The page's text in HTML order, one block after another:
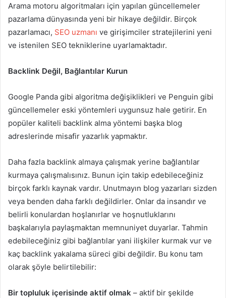
Arama motoru algoritmaları için yapılan güncellemeler
pazarlama dünyasında yeni bir hikaye değildir. Birçok
pazarlamacı, SEO uzmanı ve girişimciler stratejilerini yeni
ve istenilen SEO tekniklerine uyarlamaktadır.
Backlink Değil, Bağlantılar Kurun
Google Panda gibi algoritma değişiklikleri ve Penguin gibi
güncellemeler eski yöntemleri uygunsuz hale getirir. En
popüler kaliteli backlink alma yöntemi başka blog
adreslerinde misafir yazarlık yapmaktır.
Daha fazla backlink almaya çalışmak yerine bağlantılar
kurmaya çalışmalısınız. Bunun için takip edebileceğiniz
birçok farklı kaynak vardır. Unutmayın blog yazarları sizden
veya benden daha farklı değildirler. Onlar da insandır ve
belirli konulardan hoşlanırlar ve hoşnutluklarını
başkalarıyla paylaşmaktan memnuniyet duyarlar. Tahmin
edebileceğiniz gibi bağlantılar yani ilişkiler kurmak vur ve
kaç backlink yakalama süreci gibi değildir. Bu konu tam
olarak şöyle belirtilebilir:
Bir topluluk içerisinde aktif olmak – aktif bir şekilde